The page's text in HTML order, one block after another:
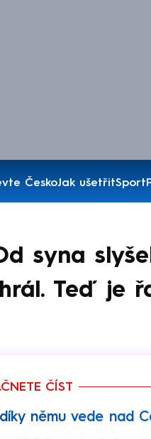
ČeskoJak ušetřitSport
syna
Teď je
ČÍST
němu vede nad